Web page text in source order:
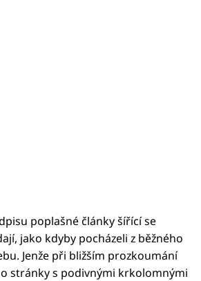
poplašné články šířící se
jako kdyby pocházeli z běžného
Jenže při bližším prozkoumání
stránky s podivnými krkolomnými